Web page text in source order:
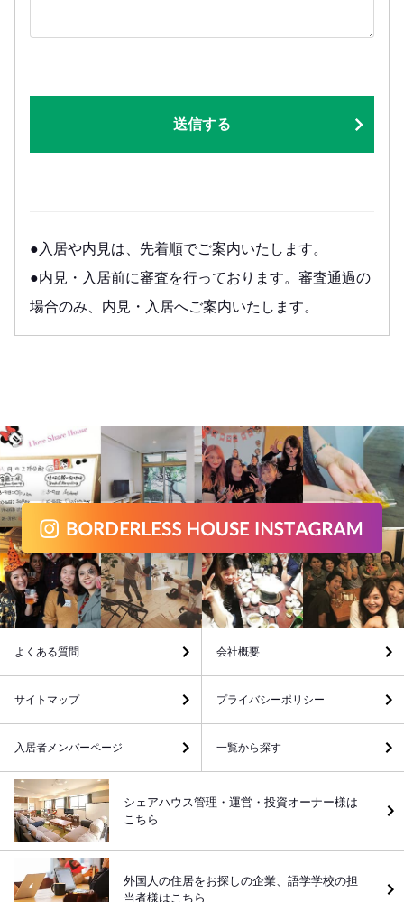
送信する
●入居や内見は、先着順でご案内いたします。
●内見・入居前に審査を行っております。審査通過の
場合のみ、内見・入居へご案内いたします。
よくある質問 会社概要
サイトマップ プライバシーポリシー
入居者メンバーページ 一覧から探す
シェアハウス管理・運営・投資オーナー様は
こちら
外国人の住居をお探しの企業、語学学校の担
当者様はこちら